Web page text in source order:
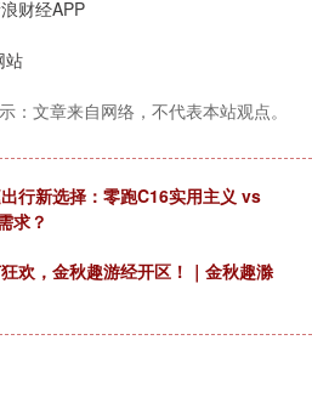
财经APP
站
：文章来自网络，不代表本站观点。
行新选择：零跑C16实用主义 vs
求？
欢，金秋趣游经开区！｜金秋趣滁